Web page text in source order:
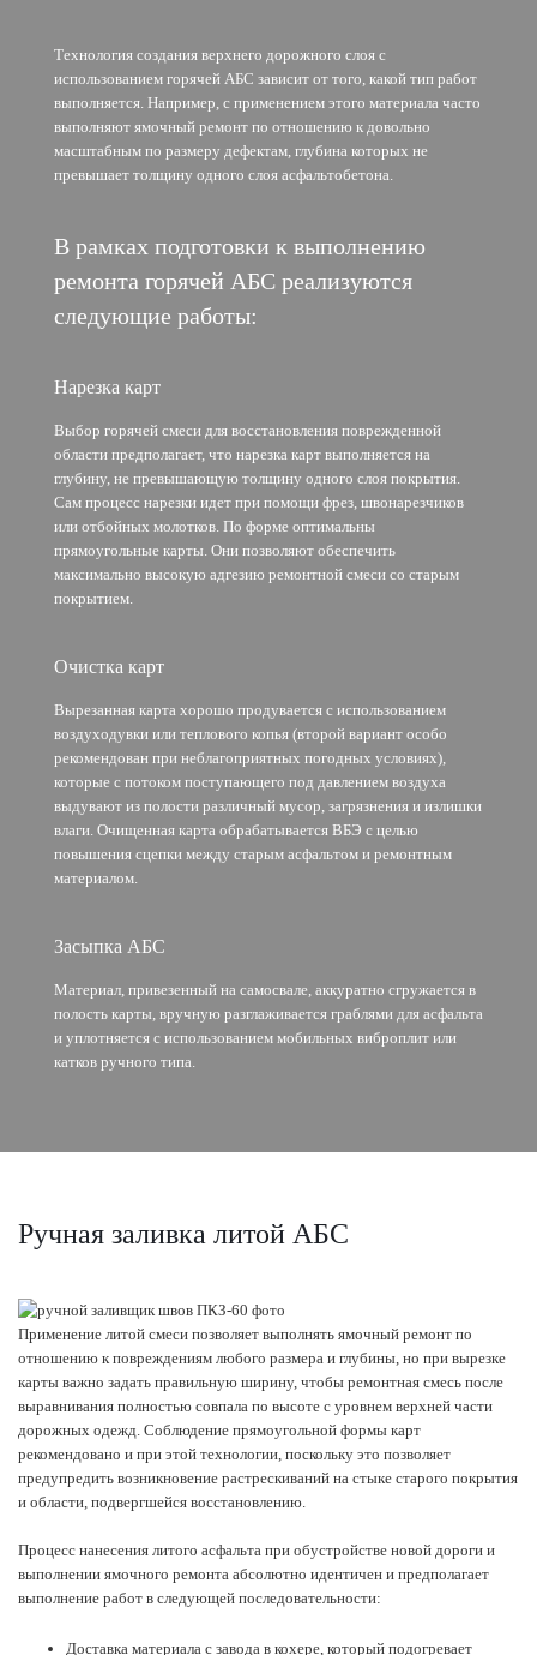
Технология создания верхнего дорожного слоя с
использованием горячей АБС зависит от того, какой тип работ
выполняется. Например, с применением этого материала часто
выполняют ямочный ремонт по отношению к довольно
масштабным по размеру дефектам, глубина которых не
превышает толщину одного слоя асфальтобетона.
В рамках подготовки к выполнению
ремонта горячей АБС реализуются
следующие работы:
Нарезка карт
Выбор горячей смеси для восстановления поврежденной
области предполагает, что нарезка карт выполняется на
глубину, не превышающую толщину одного слоя покрытия.
Сам процесс нарезки идет при помощи фрез, швонарезчиков
или отбойных молотков. По форме оптимальны
прямоугольные карты. Они позволяют обеспечить
максимально высокую адгезию ремонтной смеси со старым
покрытием.
Очистка карт
Вырезанная карта хорошо продувается с использованием
воздуходувки или теплового копья (второй вариант особо
рекомендован при неблагоприятных погодных условиях),
которые с потоком поступающего под давлением воздуха
выдувают из полости различный мусор, загрязнения и излишки
влаги. Очищенная карта обрабатывается ВБЭ с целью
повышения сцепки между старым асфальтом и ремонтным
материалом.
Засыпка АБС
Материал, привезенный на самосвале, аккуратно сгружается в
полость карты, вручную разглаживается граблями для асфальта
и уплотняется с использованием мобильных виброплит или
катков ручного типа.
Ручная заливка литой АБС
Применение литой смеси позволяет выполнять ямочный ремонт по
отношению к повреждениям любого размера и глубины, но при вырезке
карты важно задать правильную ширину, чтобы ремонтная смесь после
выравнивания полностью совпала по высоте с уровнем верхней части
дорожных одежд. Соблюдение прямоугольной формы карт
рекомендовано и при этой технологии, поскольку это позволяет
предупредить возникновение растрескиваний на стыке старого покрытия
и области, подвергшейся восстановлению.
Процесс нанесения литого асфальта при обустройстве новой дороги и
выполнении ямочного ремонта абсолютно идентичен и предполагает
выполнение работ в следующей последовательности:
Доставка материала с завода в кохере, который подогревает